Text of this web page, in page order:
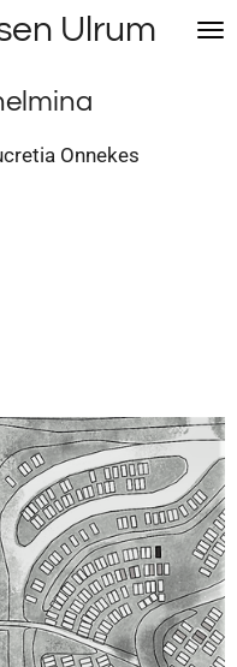
Ulrum
Onnekes